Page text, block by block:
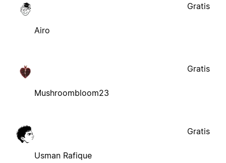
Airo
Gratis
Mushroombloom23
Gratis
Usman Rafique
Gratis